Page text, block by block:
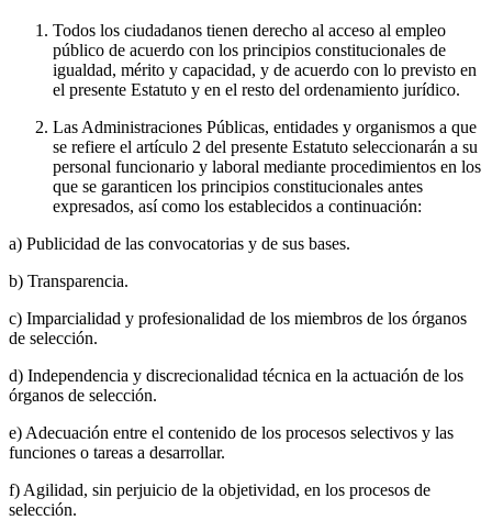
Todos los ciudadanos tienen derecho al acceso al empleo
público de acuerdo con los principios constitucionales de
igualdad, mérito y capacidad, y de acuerdo con lo previsto en
el presente Estatuto y en el resto del ordenamiento jurídico.
Las Administraciones Públicas, entidades y organismos a que
se refiere el artículo 2 del presente Estatuto seleccionarán a su
personal funcionario y laboral mediante procedimientos en los
que se garanticen los principios constitucionales antes
expresados, así como los establecidos a continuación:
a) Publicidad de las convocatorias y de sus bases.
b) Transparencia.
c) Imparcialidad y profesionalidad de los miembros de los órganos
de selección.
d) Independencia y discrecionalidad técnica en la actuación de los
órganos de selección.
e) Adecuación entre el contenido de los procesos selectivos y las
funciones o tareas a desarrollar.
f) Agilidad, sin perjuicio de la objetividad, en los procesos de
selección.